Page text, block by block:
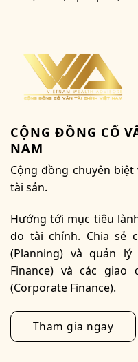
CỘNG ĐỒNG CỐ
NAM
Cộng đồng chuyên
tài sản.
Hướng tới mục tiêu
do tài chính. Chia sẻ
(Planning) và quản
Finance) và các giao
(Corporate Finance).
Tham gia ngay